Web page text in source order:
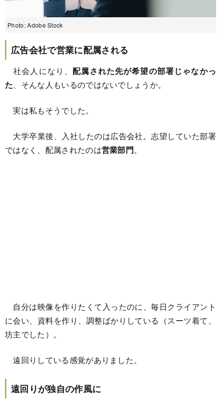
Photo: Adobe Stock
広告会社で営業に配属される
社会人になり、配属された先が希望の部署じゃなかっ
た、そんな人もいるのではないでしょうか。
実は私もそうでした。
大学卒業後、入社したのは広告会社。志望していた部署
ではなく、配属されたのは営業部門。
自分は映像を作りたくて入ったのに、毎日クライアント
に会い、資料を作り、調整ばかりしている（スーツ着て、
坊主でした）。
遠回りしている感覚がありました。
遠回りが独自の作風に